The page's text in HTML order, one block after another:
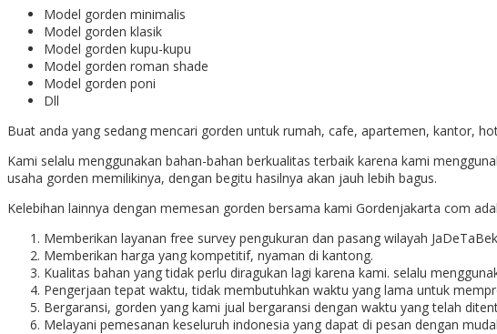
Model gorden minimalis
Model gorden klasik
Model gorden kupu-kupu
Model gorden roman shade
Model gorden poni
Dll
Buat anda yang sedang mencari gorden untuk rumah, cafe, apartemen, kantor,
Kami selalu menggunakan bahan-bahan berkualitas terbaik karena kami
usaha gorden memilikinya, dengan begitu hasilnya akan jauh lebih bagus.
Kelebihan lainnya dengan memesan gorden bersama kami Gordenjakarta com
Memberikan layanan free survey pengukuran dan pasang wilayah
Memberikan harga yang kompetitif, nyaman di kantong.
Kualitas bahan yang tidak perlu diragukan lagi karena kami. selalu
Pengerjaan tepat waktu, tidak membutuhkan waktu yang lama untuk
Bergaransi, gorden yang kami jual bergaransi dengan waktu yang telah
Melayani pemesanan keseluruh indonesia yang dapat di pesan dengan